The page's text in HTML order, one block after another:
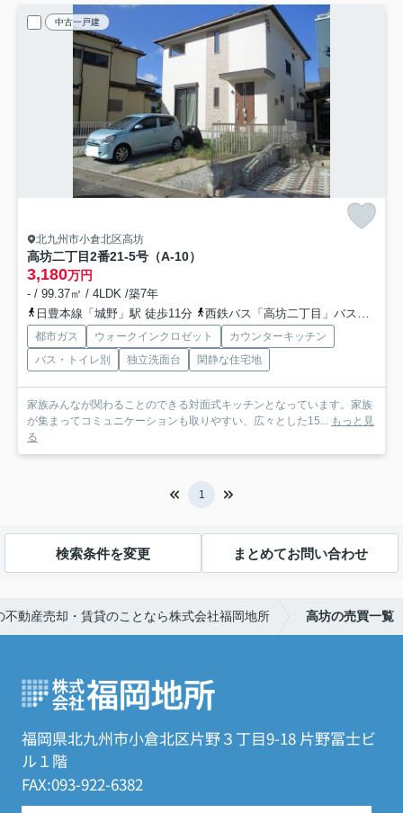
中古一戸建
北九州市小倉北区高坊
高坊二丁目2番21-5号（A-10）
3,180万円
- / 99.37㎡ / 4LDK /築7年
日豊本線「城野」駅 徒歩11分
西鉄バス「高坊二丁目」バス停下車 徒歩5分
都市ガス ウォークインクロゼット
カウンターキッチン
バス・トイレ別
独立洗面台 閑静な住宅地
家族みんなが関わることのできる対面式キッチンとなっています。家族
が集まってコミュニケーションも取りやすい、広々とした15... もっと見
る
1
検索条件を変更 まとめてお問い合わせ
不動産売却・賃貸のことなら株式会社福岡地所 高坊の売買一覧
福岡県北九州市小倉北区片野３丁目9-18 片野冨士ビ
ル１階
FAX:093-922-6382